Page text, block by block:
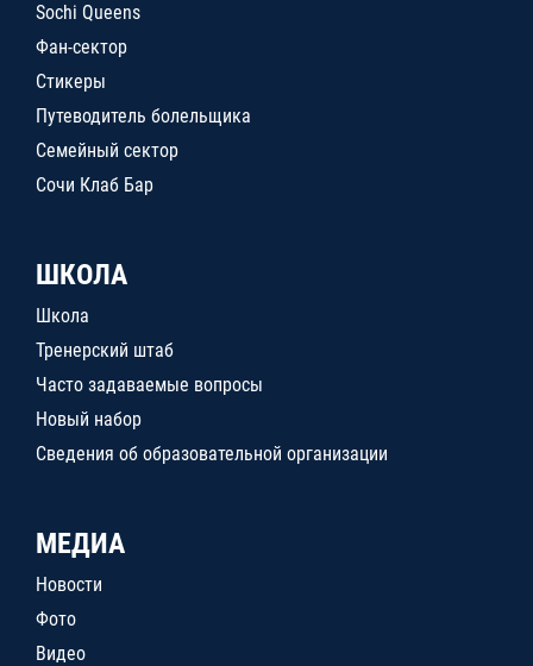
Sochi Queens
Фан-сектор
Стикеры
Путеводитель болельщика
Семейный сектор
Сочи Клаб Бар
ШКОЛА
Школа
Тренерский штаб
Часто задаваемые вопросы
Новый набор
Сведения об образовательной организации
МЕДИА
Новости
Фото
Видео